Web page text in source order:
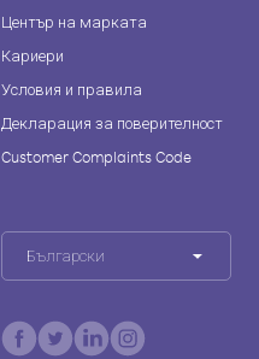
Център на марката
Кариери
Условия и правила
Декларация за поверителност
Customer Complaints Code
Български